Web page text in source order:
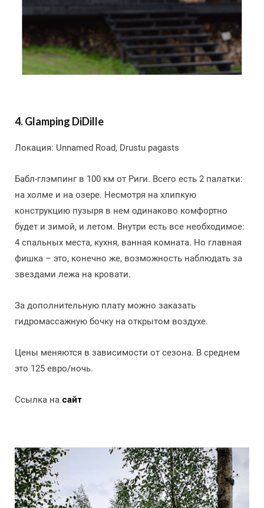
4. Glamping DiDille
Локация: Unnamed Road, Drustu pagasts
Бабл-глэмпинг в 100 км от Риги. Всего есть 2 палатки:
на холме и на озере. Несмотря на хлипкую
конструкцию пузыря в нем одинаково комфортно
будет и зимой, и летом. Внутри есть все необходимое:
4 спальных места, кухня, ванная комната. Но главная
фишка – это, конечно же, возможность наблюдать за
звездами лежа на кровати.
За дополнительную плату можно заказать
гидромассажную бочку на открытом воздухе.
Цены меняются в зависимости от сезона. В среднем
это 125 евро/ночь.
Ссылка на сайт